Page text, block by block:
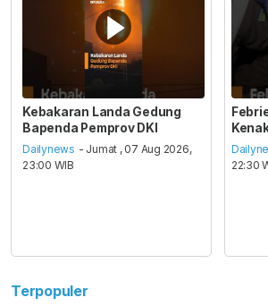
Kebakaran Landa Gedung
Bapenda Pemprov DKI
Dailynews - Jumat , 07 Aug 2026,
23:00 WIB
22:30
Terpopuler